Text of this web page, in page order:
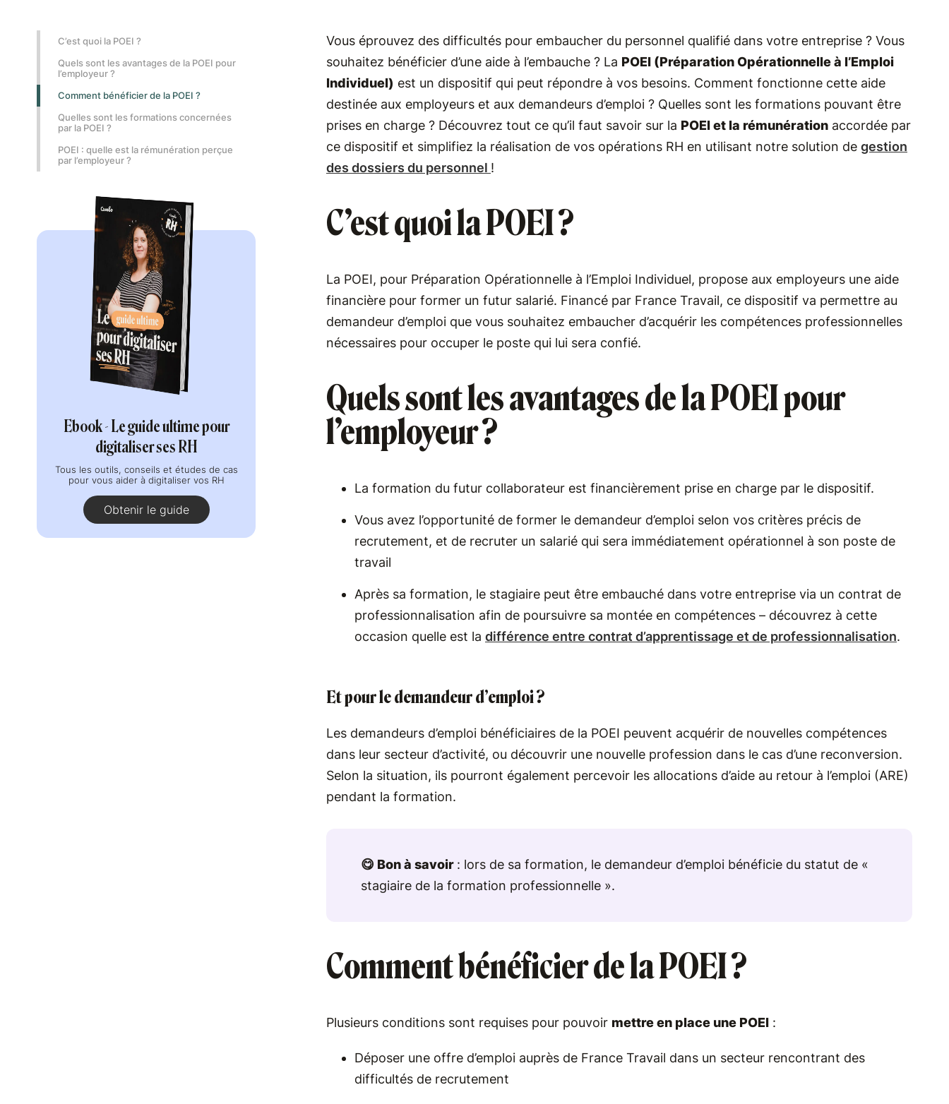
C’est quoi la POEI ?
Quels sont les avantages de la POEI pour
l’employeur ?
Comment bénéficier de la POEI ?
Quelles sont les formations concernées
par la POEI ?
POEI : quelle est la rémunération perçue
par l’employeur ?
Ebook - Le guide ultime pour
digitaliser ses RH
Tous les outils, conseils et études de cas
pour vous aider à digitaliser vos RH
Obtenir le guide
Vous éprouvez des difficultés pour embaucher du personnel qualifié dans votre entreprise ? Vous
souhaitez bénéficier d’une aide à l’embauche ? La POEI (Préparation Opérationnelle à l’Emploi
Individuel) est un dispositif qui peut répondre à vos besoins. Comment fonctionne cette aide
destinée aux employeurs et aux demandeurs d’emploi ? Quelles sont les formations pouvant être
prises en charge ? Découvrez tout ce qu’il faut savoir sur la POEI et la rémunération accordée par
ce dispositif et simplifiez la réalisation de vos opérations RH en utilisant notre solution de gestion
des dossiers du personnel !
C’est quoi la POEI ?
La POEI, pour Préparation Opérationnelle à l’Emploi Individuel, propose aux employeurs une aide
financière pour former un futur salarié. Financé par France Travail, ce dispositif va permettre au
demandeur d’emploi que vous souhaitez embaucher d’acquérir les compétences professionnelles
nécessaires pour occuper le poste qui lui sera confié.
Quels sont les avantages de la POEI pour
l’employeur ?
La formation du futur collaborateur est financièrement prise en charge par le dispositif.
Vous avez l’opportunité de former le demandeur d’emploi selon vos critères précis de
recrutement, et de recruter un salarié qui sera immédiatement opérationnel à son poste de
travail
Après sa formation, le stagiaire peut être embauché dans votre entreprise via un contrat de
professionnalisation afin de poursuivre sa montée en compétences – découvrez à cette
occasion quelle est la différence entre contrat d’apprentissage et de professionnalisation.
Et pour le demandeur d’emploi ?
Les demandeurs d’emploi bénéficiaires de la POEI peuvent acquérir de nouvelles compétences
dans leur secteur d’activité, ou découvrir une nouvelle profession dans le cas d’une reconversion.
Selon la situation, ils pourront également percevoir les allocations d’aide au retour à l’emploi (ARE)
pendant la formation.
😋 Bon à savoir : lors de sa formation, le demandeur d’emploi bénéficie du statut de «
stagiaire de la formation professionnelle ».
Comment bénéficier de la POEI ?
Plusieurs conditions sont requises pour pouvoir mettre en place une POEI :
Déposer une offre d’emploi auprès de France Travail dans un secteur rencontrant des
difficultés de recrutement